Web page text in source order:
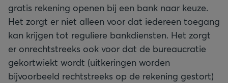
gratis rekening openen bij een bank naar keuze.
Het zorgt er niet alleen voor dat iedereen toegang
kan krijgen tot reguliere bankdiensten. Het zorgt
er onrechtstreeks ook voor dat de bureaucratie
gekortwiekt wordt (uitkeringen worden
bijvoorbeeld rechtstreeks op de rekening gestort)